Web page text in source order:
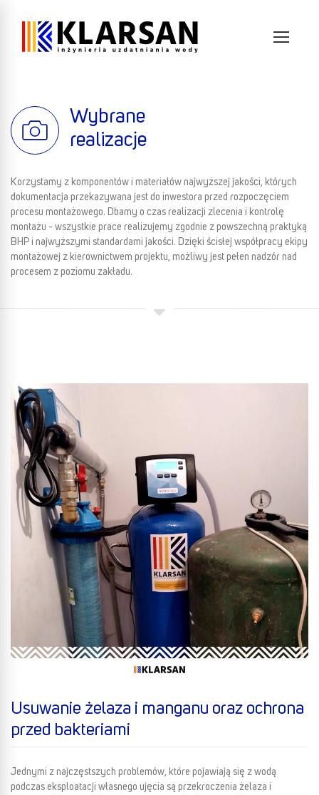
Wybrane
realizacje
Korzystamy z komponentów i materiałów najwyższej jakości, których
dokumentacja przekazywana jest do inwestora przed rozpoczęciem
procesu montażowego. Dbamy o czas realizacji zlecenia i kontrolę
montażu - wszystkie prace realizujemy zgodnie z powszechną praktyką
BHP i najwyższymi standardami jakości. Dzięki ścisłej współpracy ekipy
montażowej z kierownictwem projektu, możliwy jest pełen nadzór nad
procesem z poziomu zakładu.
Usuwanie żelaza i manganu oraz ochrona
przed bakteriami
Jednymi z najczęstszych problemów, które pojawiają się z wodą
podczas eksploatacji własnego ujęcia są przekroczenia żelaza i